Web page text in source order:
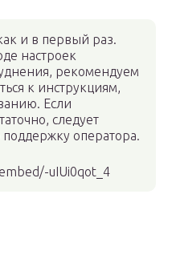
и в первый раз.
настроек
рекомендуем
к инструкциям,
Если
следует
оператора.
uIUi0qot_4